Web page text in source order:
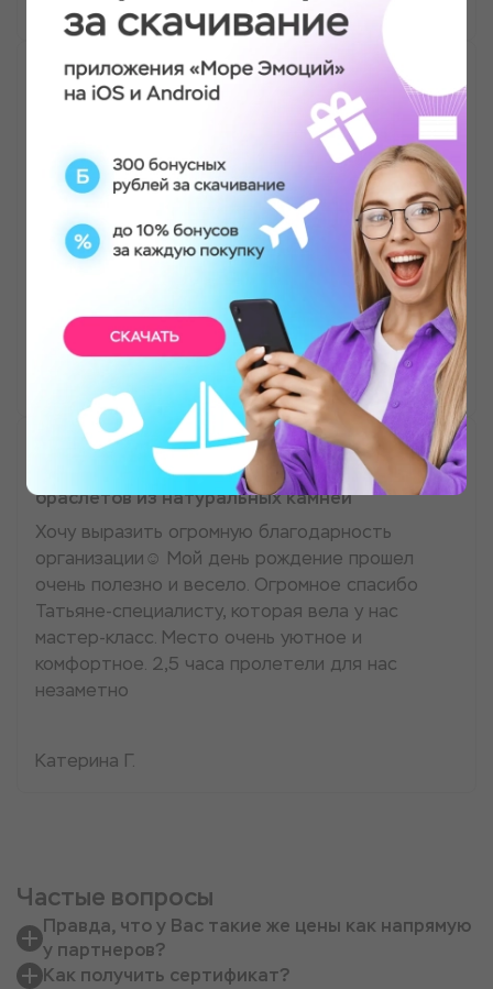
Милана Громогласова
Мастер-класс по созданию ресурсных
браслетов из натуральных камней
Ходили с дочкой ( ей 11 лет) Безумно
понравилось. Открыли для себя новые эмоции
и впечатления. Легкая непринужденная
обстановка, просто здорово провели время.
Эльнара умничка! Большое спасибо 🌸 Для
первого своего опытам, нам очень понравилось
и довольны работами
Мастер-класс по созданию ресурсных
браслетов из натуральных камней
Хочу выразить огромную благодарность
организации☺️ Мой день рождение прошел
очень полезно и весело. Огромное спасибо
Татьяне-специалисту, которая вела у нас
мастер-класс. Место очень уютное и
комфортное. 2,5 часа пролетели для нас
незаметно
Катерина Г.
Частые вопросы
Правда, что у Вас такие же цены как напрямую
у партнеров?
Как получить сертификат?